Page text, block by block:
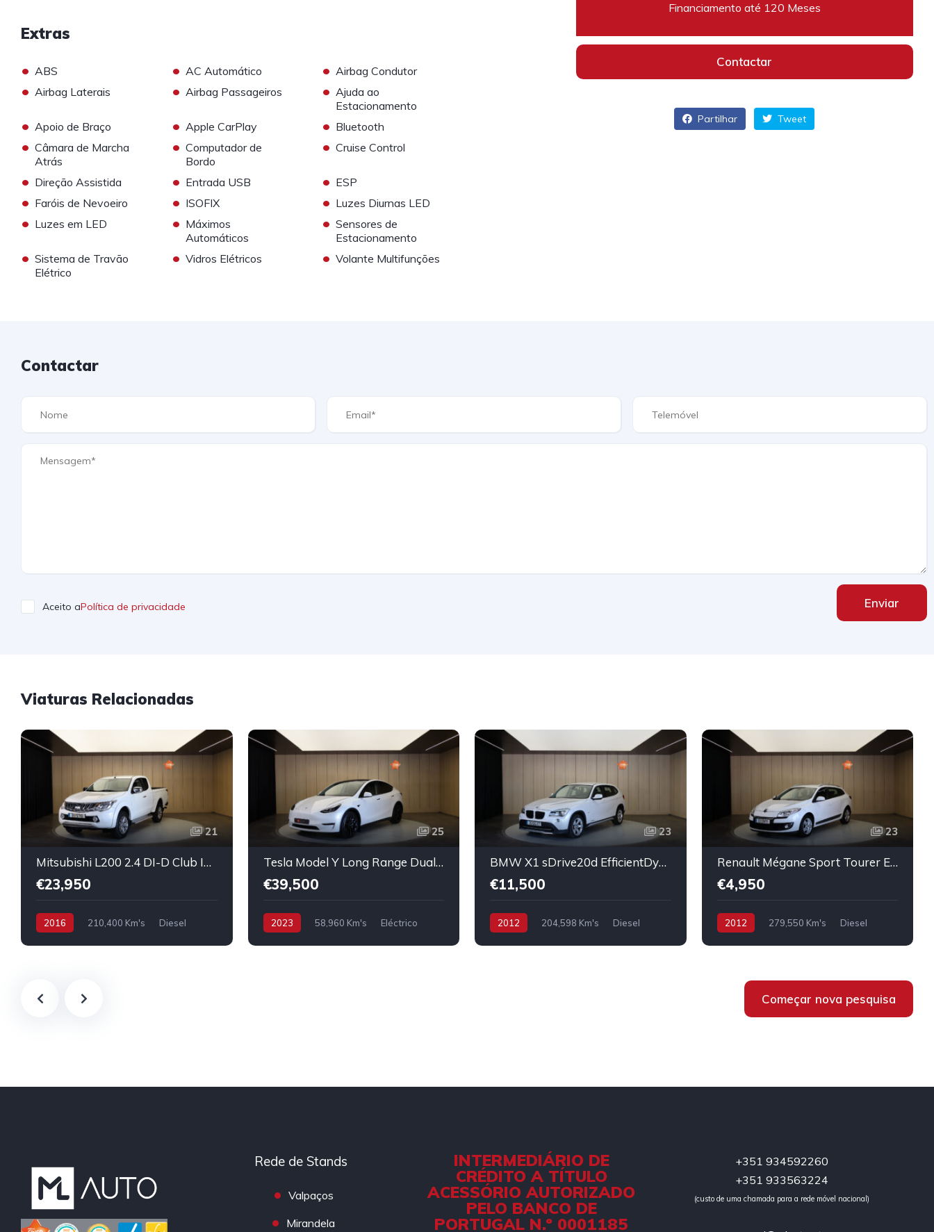
Extras
• ABS • AC Automático • Airbag Condutor
• Airbag Laterais • Airbag Passageiros • Ajuda ao
Estacionamento
• Apoio de Braço • Apple CarPlay • Bluetooth
• Câmara de Marcha
Atrás
• Computador de
Bordo
• Cruise Control
• Direção Assistida • Entrada USB • ESP
• Faróis de Nevoeiro • ISOFIX • Luzes Diurnas LED
• Luzes em LED • Máximos
Automáticos
• Sensores de
Estacionamento
• Sistema de Travão
Elétrico
• Vidros Elétricos • Volante Multifunções
Financiamento até 120 Meses
Contactar
Partilhar Tweet
Contactar
Aceito aPolítica de privacidade Enviar
Viaturas Relacionadas
21
Mitsubishi L200 2.4 DI-D Club Intense Strakar 4WD
€23,950
2016 210,400 Km's Diesel
25
Tesla Model Y Long Range Dual Motor AWD
€39,500
2023 58,960 Km's Eléctrico
23
BMW X1 sDrive20d EfficientDynamics Edition
€11,500
2012 204,598 Km's Diesel
23
Renault Mégane Sport Tourer ENERGY dCi 110 Start & Stopp Expression
€4,950
2012 279,550 Km's Diesel
Começar nova pesquisa
Rede de Stands
Valpaços
Mirandela
INTERMEDIÁRIO DE
CRÉDITO A TÍTULO
ACESSÓRIO AUTORIZADO
PELO BANCO DE
PORTUGAL N.º 0001185
+351 934592260
+351 933563224
(custo de uma chamada para a rede móvel nacional)